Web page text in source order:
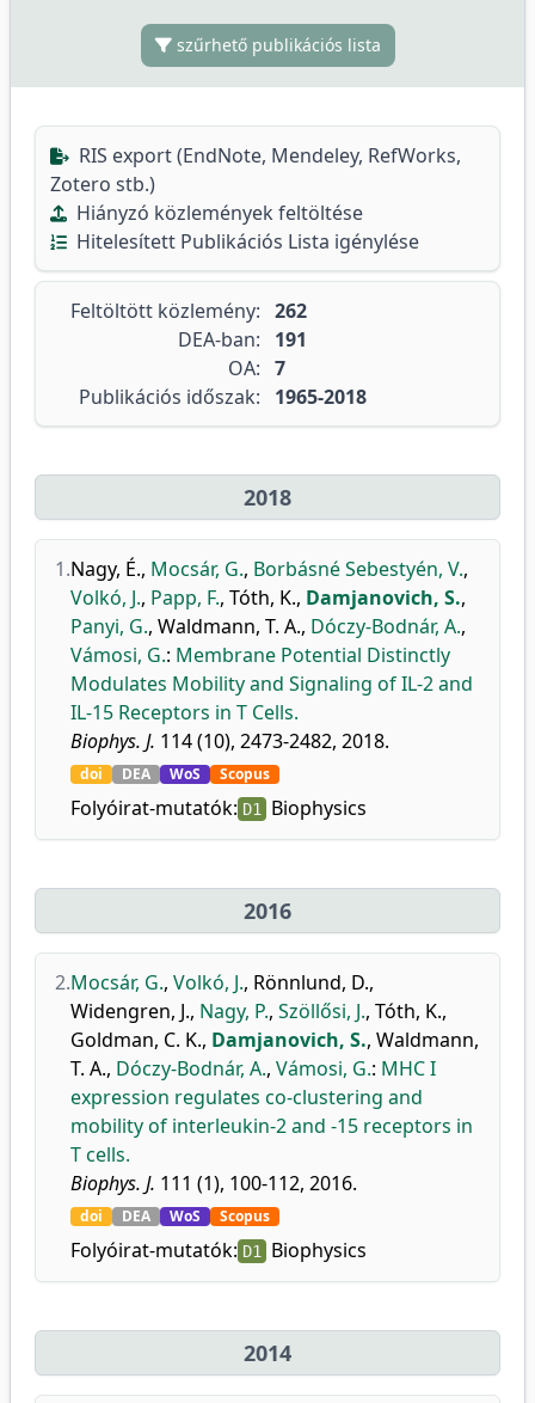
szűrhető publikációs lista
RIS export (EndNote, Mendeley, RefWorks,
Zotero stb.)
Hiányzó közlemények feltöltése
Hitelesített Publikációs Lista igénylése
Feltöltött közlemény: 262
DEA-ban:
191
OA: 7
Publikációs időszak:
1965-2018
2018
1.Nagy, É., Mocsár, G., Borbásné Sebestyén, V.,
Volkó, J., Papp, F., Tóth, K., Damjanovich, S.,
Panyi, G., Waldmann, T. A., Dóczy-Bodnár, A.,
Vámosi, G.: Membrane Potential Distinctly
Modulates Mobility and Signaling of IL-2 and
IL-15 Receptors in T Cells.
Biophys. J. 114 (10), 2473-2482, 2018.
doi DEA WoS Scopus
Folyóirat-mutatók: D1 Biophysics
2016
2.Mocsár, G., Volkó, J., Rönnlund, D.,
Widengren, J., Nagy, P., Szöllősi, J., Tóth, K.,
Goldman, C. K., Damjanovich, S., Waldmann,
T. A., Dóczy-Bodnár, A., Vámosi, G.: MHC I
expression regulates co-clustering and
mobility of interleukin-2 and -15 receptors in
T cells.
Biophys. J. 111 (1), 100-112, 2016.
doi DEA WoS Scopus
Folyóirat-mutatók: D1 Biophysics
2014